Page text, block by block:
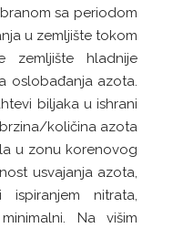
sa periodom
u zemljište tokom
hladnije
oslobađanja azota.
biljaka u ishrani
količina azota
u zonu korenovog
usvajanja azota,
nitrata,
Na višim